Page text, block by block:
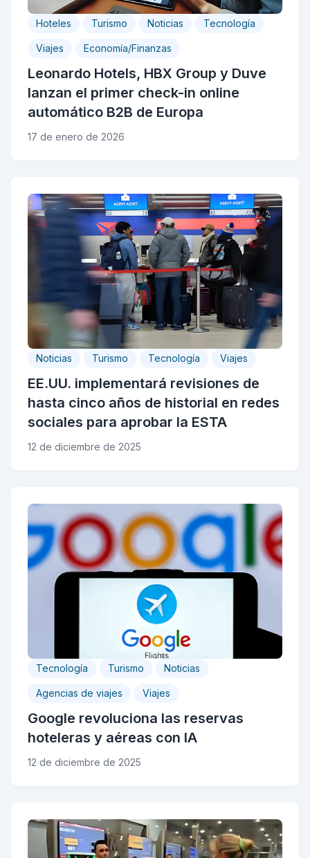
Hoteles Turismo Noticias Tecnología
Viajes Economía/Finanzas
Leonardo Hotels, HBX Group y Duve
lanzan el primer check-in online
automático B2B de Europa
17 de enero de 2026
Noticias Turismo Tecnología Viajes
EE.UU. implementará revisiones de
hasta cinco años de historial en redes
sociales para aprobar la ESTA
12 de diciembre de 2025
Tecnología Turismo Noticias
Agencias de viajes Viajes
Google revoluciona las reservas
hoteleras y aéreas con IA
12 de diciembre de 2025